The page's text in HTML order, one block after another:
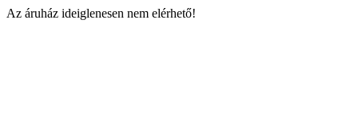
Az áruház ideiglenesen nem elérhető!